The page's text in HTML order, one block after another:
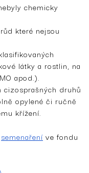
chemicky
které nejsou
látky a rostlin, na
apod.).
cizosprašných druhů
opylené či ručně
křížení.
semenaření ve fondu